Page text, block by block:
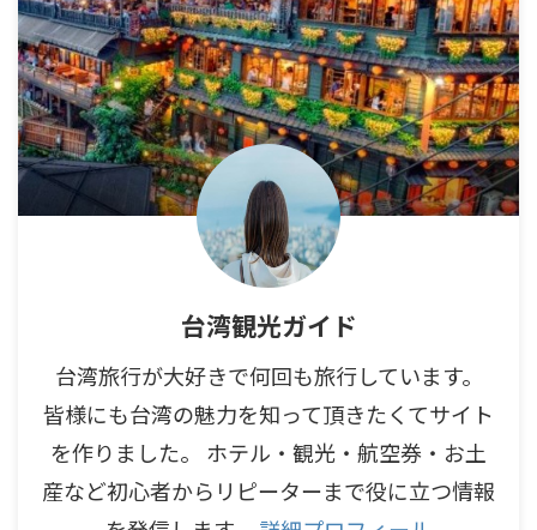
台湾観光ガイド
台湾旅行が大好きで何回も旅行しています。
皆様にも台湾の魅力を知って頂きたくてサイト
を作りました。 ホテル・観光・航空券・お土
産など初心者からリピーターまで役に立つ情報